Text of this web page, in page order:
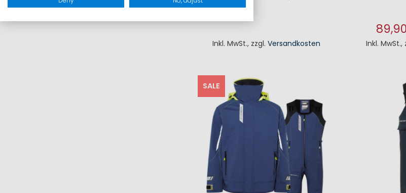
Inkl. MwSt., zzgl.Versandkosten
IN DEN WARENKORB
Inkl. MwSt.,
SALE